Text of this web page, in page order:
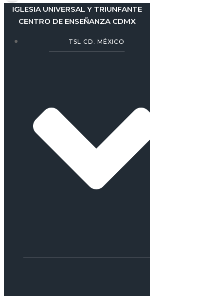
IGLESIA UNIVERSAL Y TRIUNFANTE
CENTRO DE ENSEÑANZA CDMX
TSL CD. MÉXICO